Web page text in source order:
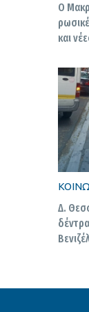
Ο
και
Δ.